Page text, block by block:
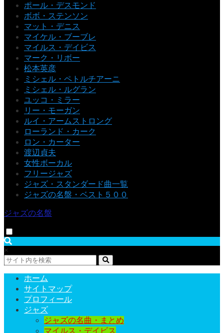
ポール・デスモンド
ボボ・ステンソン
マット・デニス
マイケル・ブーブレ
マイルス・デイビス
マーク・リボー
松本英彦
ミシェル・ペトルチアーニ
ミシェル・ルグラン
ユッコ・ミラー
リー・モーガン
ルイ・アームストロング
ローランド・カーク
ロン・カーター
渡辺貞夫
女性ボーカル
フリージャズ
ジャズ・スタンダード曲一覧
ジャズの名盤・ベスト５００
ジャズの名盤
×
ホーム
サイトマップ
プロフィール
ジャズ
ジャズの名曲・まとめ
マイルス・デイビス